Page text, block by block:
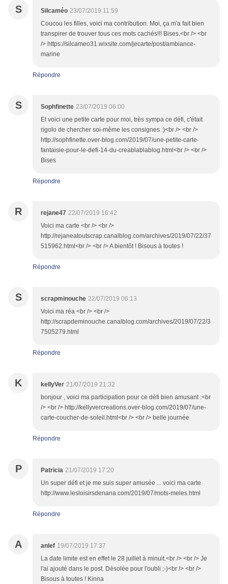
S Silcaméo 23/07/2019 11:59
Coucou les filles, voici ma contribution. Moi, ça m'a fait bien
transpirer de trouver tous ces mots cachés!!! Bises.<br /> <br
/> https://silcameo31.wixsite.com/jecarte/post/ambiance-
marine
Répondre
S Sophfinette 23/07/2019 06:00
Et voici une petite carte pour moi, très sympa ce défi, c'était
rigolo de chercher soi-même les consignes :)<br /> <br />
http://sophfinette.over-blog.com/2019/07/une-petite-carte-
fantaisie-pour-le-defi-14-du-creablablablog.html<br /> <br />
Bises
Répondre
R rejane47 22/07/2019 16:42
Voici ma carte <br /> <br />
http://rejaneatoutscrap.canalblog.com/archives/2019/07/22/37
515962.html<br /> <br /> A bientôt ! Bisous à toutes !
Répondre
S scrapminouche 22/07/2019 06:13
Voici ma réa <br /> <br />
http://scrapdeminouche.canalblog.com/archives/2019/07/22/3
7505279.html
Répondre
K kellyVer 21/07/2019 21:32
bonjour , voici ma participation pour ce défi bien amusant :<br
/> <br /> http://kellyvercreations.over-blog.com/2019/07/une-
carte-coucher-de-soleil.html<br /> <br /> belle journée
Répondre
P Patricia 21/07/2019 17:20
Un super défi et je me suis super amusée ... voici ma carte
http://www.lesloisirsdenana.com/2019/07/mots-meles.html
Répondre
A anlef 19/07/2019 17:37
La date limite est en effet le 28 juillet à minuit.<br /> <br /> Je
l'ai ajouté dans le post. Désolée pour l'oubli ;-)<br /> <br />
Bisous à toutes ! Kinna